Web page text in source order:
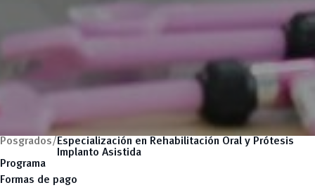
Posgrados/ Especialización en Rehabilitación Oral y Prótesis
Implanto Asistida
Programa
Formas de pago